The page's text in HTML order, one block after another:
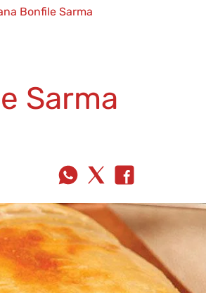
Bonfile Sarma
Sarma